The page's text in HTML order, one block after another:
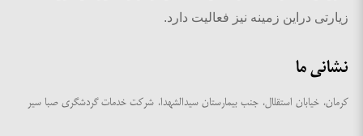
زیارتی دراین زمینه نیز فعالیت دارد.
نشانی ما
کرمان، خیابان استقلال، جنب بیمارستان سیدالشهدا، شرکت خدمات گردشگری صبا سیر